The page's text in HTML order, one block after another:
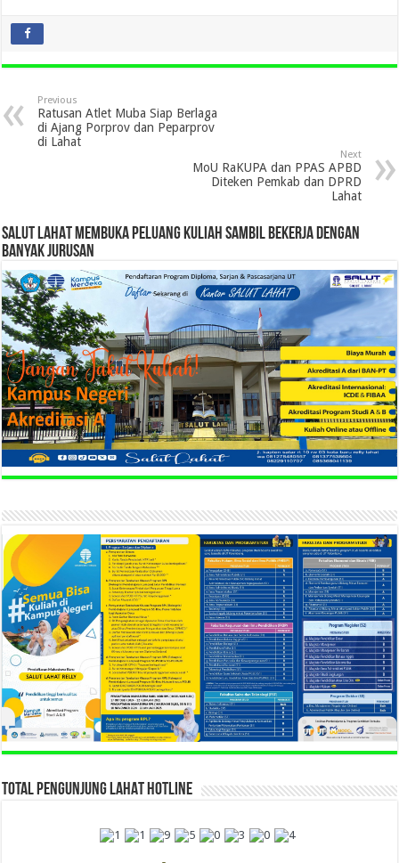
Previous
Ratusan Atlet Muba Siap Berlaga
di Ajang Porprov dan Peparprov
di Lahat
Next
MoU RaKUPA dan PPAS APBD
Diteken Pemkab dan DPRD
Lahat
SALUT LAHAT MEMBUKA PELUANG KULIAH SAMBIL BEKERJA DENGAN
BANYAK JURUSAN
TOTAL PENGUNJUNG LAHAT HOTLINE